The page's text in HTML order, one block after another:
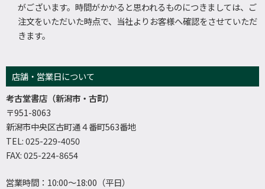
がございます。時間がかかると思われるものにつきましては、ご
注文をいただいた時点で、当社よりお客様へ確認をさせていただ
きます。
店舗・営業日について
考古堂書店（新潟市・古町）
〒951-8063
新潟市中央区古町通４番町563番地
TEL: 025-229-4050
FAX: 025-224-8654
営業時間：10:00～18:00（平日）